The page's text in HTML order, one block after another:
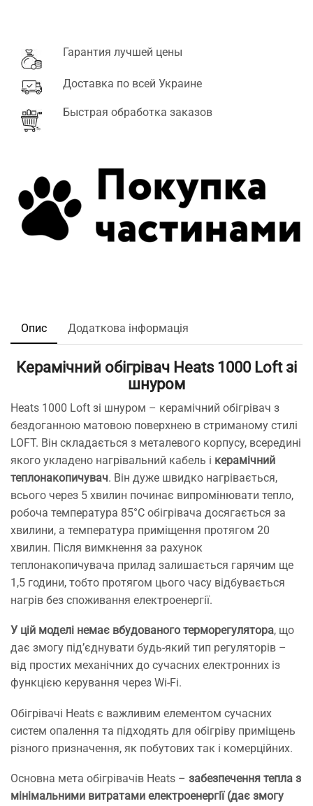
Гарантия лучшей цены
Доставка по всей Украине
Быстрая обработка заказов
Опис Додаткова інформація
Керамічний обігрівач Heats 1000 Loft зі
шнуром
Heats 1000 Loft зі шнуром – керамічний обігрівач з
бездоганною матовою поверхнею в стриманому стилі
LOFT. Він складається з металевого корпусу, всередині
якого укладено нагрівальний кабель і керамічний
теплонакопичувач. Він дуже швидко нагрівається,
всього через 5 хвилин починає випромінювати тепло,
робоча температура 85°С обігрівача досягається за
хвилини, а температура приміщення протягом 20
хвилин. Після вимкнення за рахунок
теплонакопичувача прилад залишається гарячим ще
1,5 години, тобто протягом цього часу відбувається
нагрів без споживання електроенергії.
У цій моделі немає вбудованого терморегулятора, що
дає змогу під’єднувати будь-який тип регуляторів –
від простих механічних до сучасних електронних із
функцією керування через Wi-Fi.
Обігрівачі Heats є важливим елементом сучасних
систем опалення та підходять для обігріву приміщень
різного призначення, як побутових так і комерційних.
Основна мета обігрівачів Heats – забезпечення тепла з
мінімальними витратами електроенергії (дає змогу